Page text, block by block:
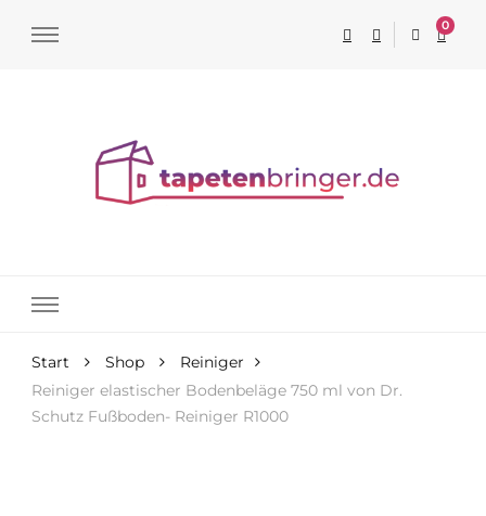
0
Start Shop
Reiniger
Reiniger elastischer Bodenbeläge 750 ml von Dr.
Schutz Fußboden- Reiniger R1000